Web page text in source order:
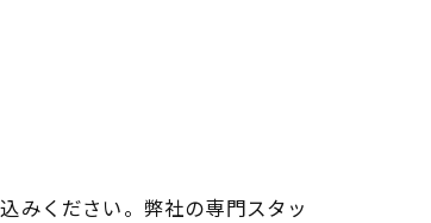
みください。弊社の専門スタッ